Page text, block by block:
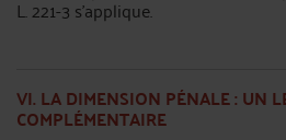
L. 221-3 s’applique.
VI. LA DIMENSION PÉNALE : UN
COMPLÉMENTAIRE